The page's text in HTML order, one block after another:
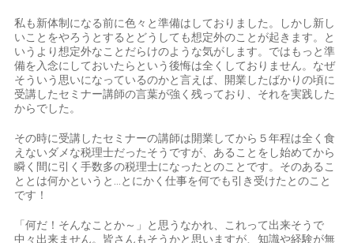
私も新体制になる前に色々と準備はしておりました。しかし新し
いことをやろうとするとどうしても想定外のことが起きます。と
いうより想定外なことだらけのような気がします。ではもっと準
備を入念にしておいたらという後悔は全くしておりません。なぜ
そういう思いになっているのかと言えば、開業したばかりの頃に
受講したセミナー講師の言葉が強く残っており、それを実践した
からでした。
その時に受講したセミナーの講師は開業してから５年程は全く食
えないダメな税理士だったそうですが、あることをし始めてから
瞬く間に引く手数多の税理士になったとのことです。そのあるこ
ととは何かというと…とにかく仕事を何でも引き受けたとのこと
です！
「何だ！そんなことか～」と思うなかれ、これって出来そうで
中々出来ません。皆さんもそうかと思いますが、知識や経験が無